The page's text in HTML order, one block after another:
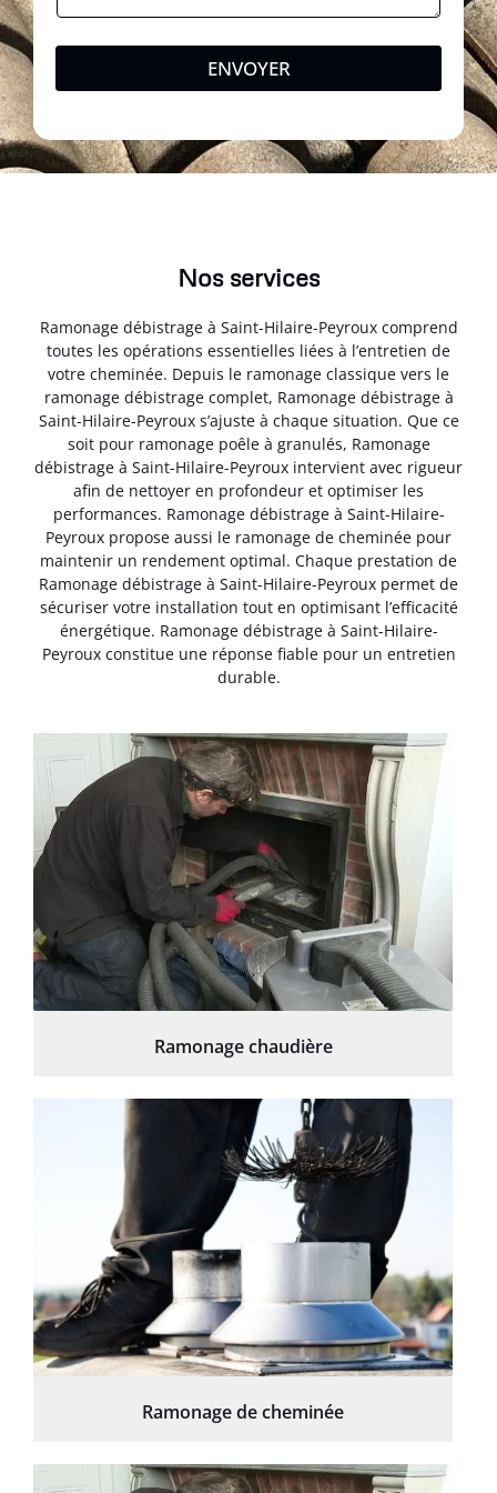
ENVOYER
Nos services
Ramonage débistrage à Saint-Hilaire-Peyroux comprend
toutes les opérations essentielles liées à l’entretien de
votre cheminée. Depuis le ramonage classique vers le
ramonage débistrage complet, Ramonage débistrage à
Saint-Hilaire-Peyroux s’ajuste à chaque situation. Que ce
soit pour ramonage poêle à granulés, Ramonage
débistrage à Saint-Hilaire-Peyroux intervient avec rigueur
afin de nettoyer en profondeur et optimiser les
performances. Ramonage débistrage à Saint-Hilaire-
Peyroux propose aussi le ramonage de cheminée pour
maintenir un rendement optimal. Chaque prestation de
Ramonage débistrage à Saint-Hilaire-Peyroux permet de
sécuriser votre installation tout en optimisant l’efficacité
énergétique. Ramonage débistrage à Saint-Hilaire-
Peyroux constitue une réponse fiable pour un entretien
durable.
Ramonage chaudière
Ramonage de cheminée